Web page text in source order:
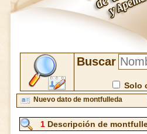
Buscar
Solo
Nuevo dato de montfulleda
1 Descripción de